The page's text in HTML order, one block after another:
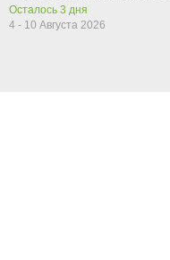
Осталось 3 дня
4 - 10 Августа 2026